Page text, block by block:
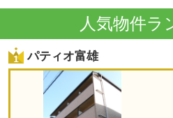
人気物件ラ
パティオ富雄